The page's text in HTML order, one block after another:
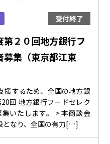
受付終了
第２０回地方銀行フ
募集（東京都江東
援するため、全国の地方銀
回 地方銀行フードセレク
いたします。 > 本商談会
となり、全国の有力[…]